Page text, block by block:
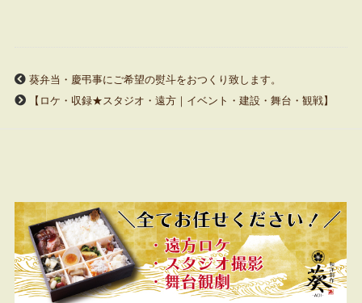
葵弁当・慶弔事にご希望の熨斗をおつくり致します。
【ロケ・収録★スタジオ・遠方｜イベント・建設・舞台・観戦】